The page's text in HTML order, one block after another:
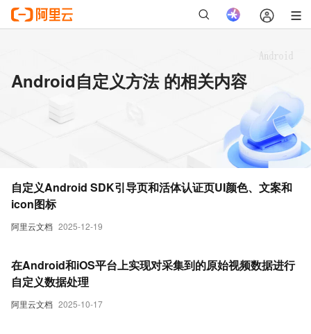
Android自定义方法 的相关内容
阿里云文档 2025-12-19
自定义Android SDK引导页和活体认证页UI颜色、文案和
icon图标
阿里云文档 2025-10-17
在Android和iOS平台上实现对采集到的原始视频数据进行
自定义数据处理